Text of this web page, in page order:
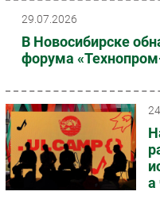
29.07.2026
В Новосибирске
форума
а